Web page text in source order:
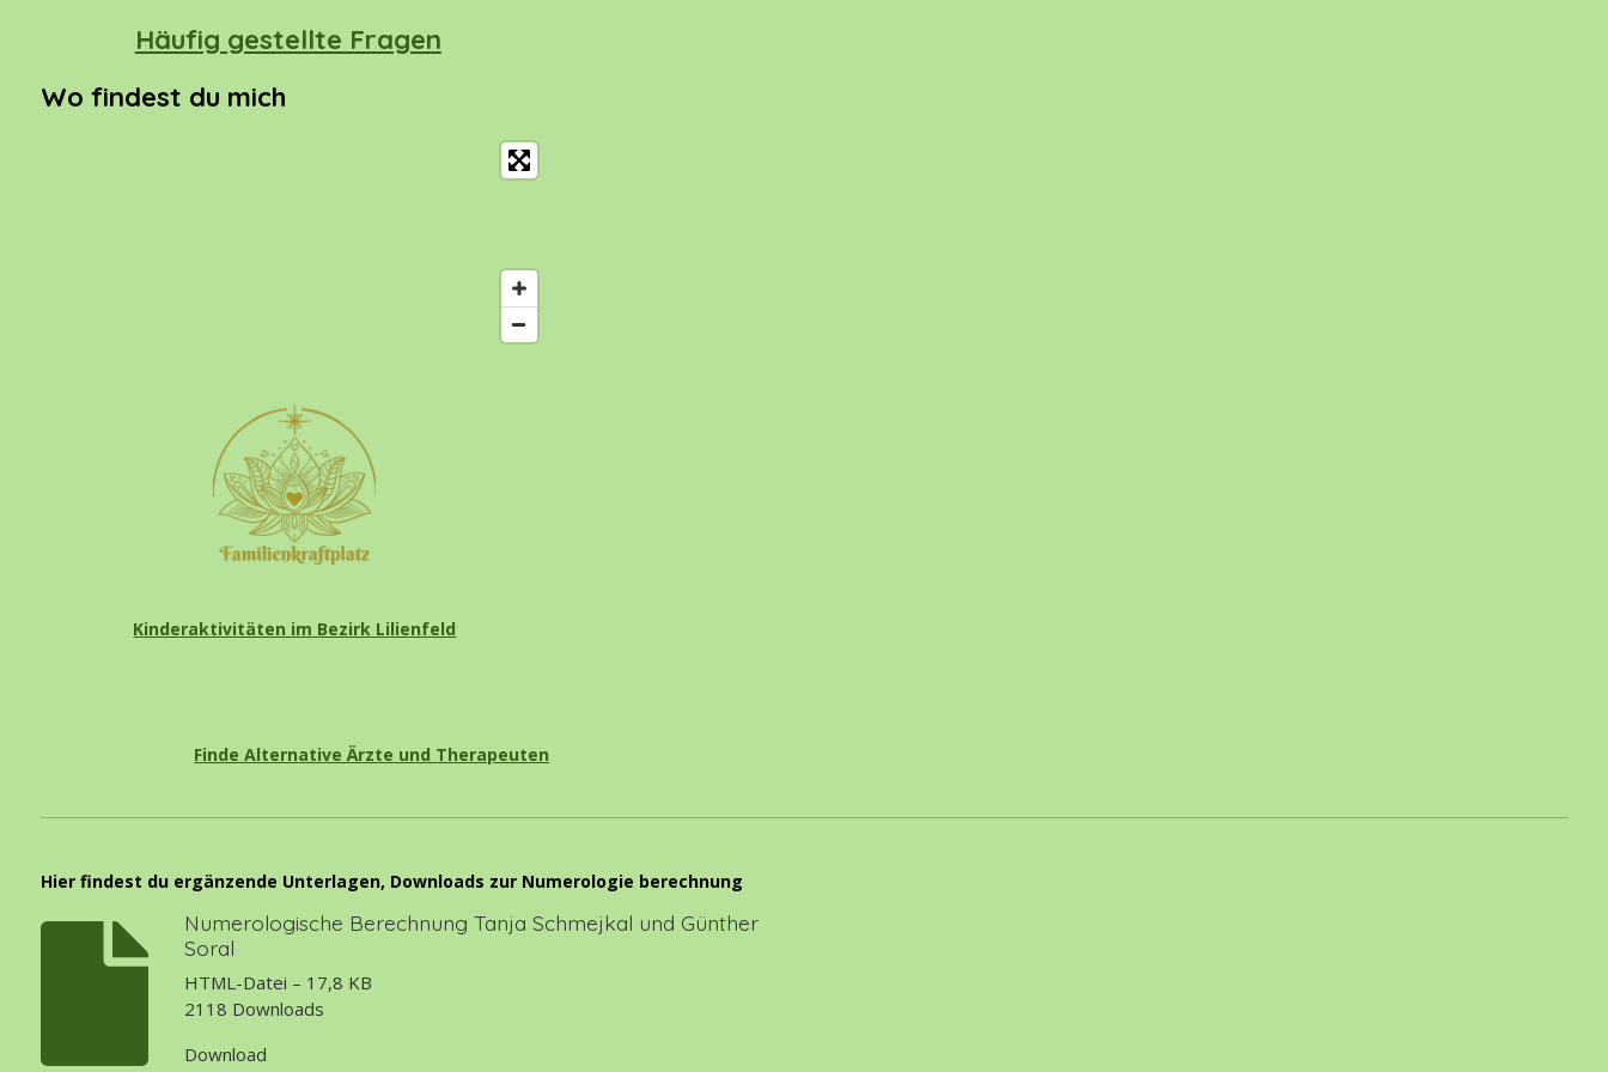
Häufig gestellte Fragen
Wo findest du mich
Kinderaktivitäten im Bezirk Lilienfeld
Finde Alternative Ärzte und Therapeuten
Hier findest du ergänzende Unterlagen, Downloads zur Numerologie berechnung
Numerologische Berechnung Tanja Schmejkal und Günther
Soral
HTML-Datei – 17,8 KB
2118 Downloads
Download